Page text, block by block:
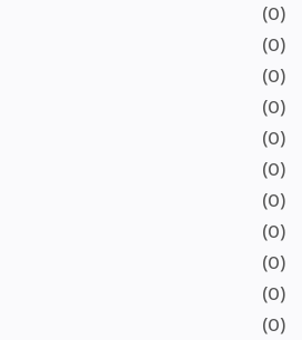
(0)
(0)
(0)
(0)
(0)
(0)
(0)
(0)
(0)
(0)
(0)